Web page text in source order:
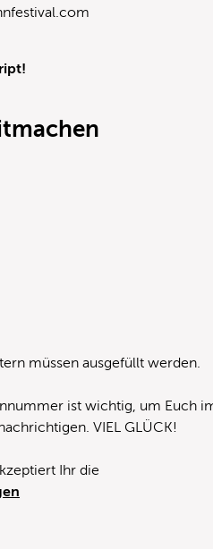
müssen ausgefüllt werden.
ist wichtig, um Euch
VIEL GLÜCK!
Ihr die